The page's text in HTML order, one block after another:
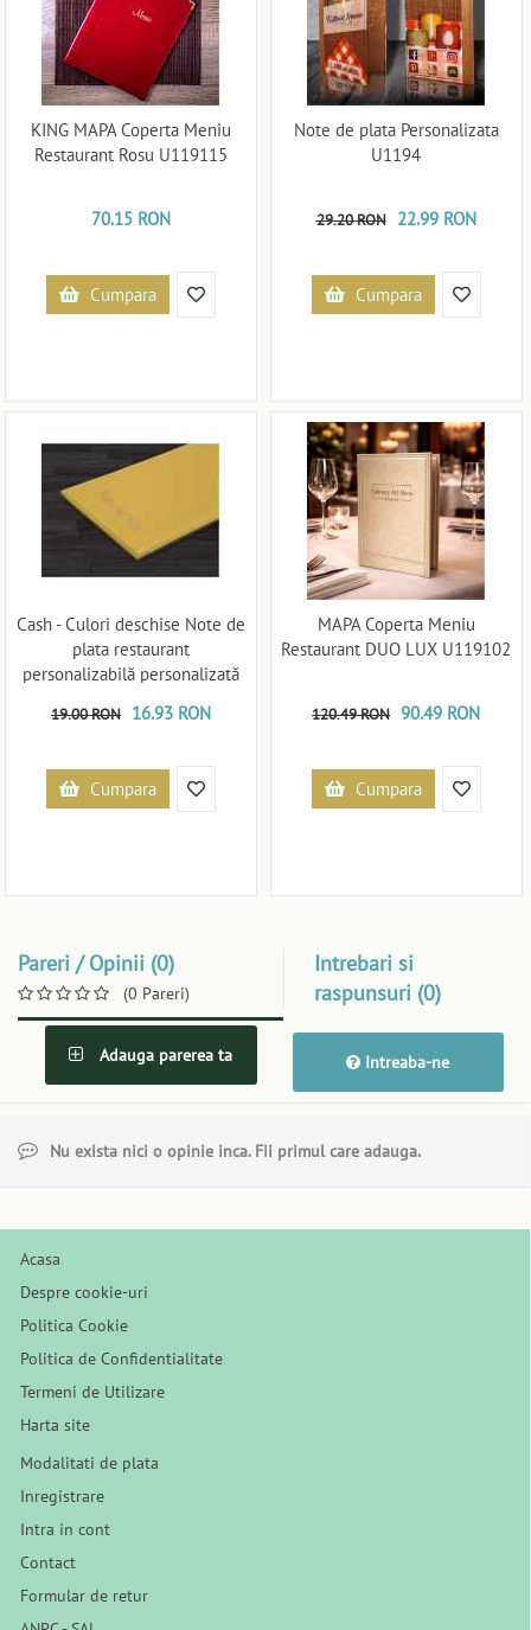
KING MAPA Coperta Meniu
Restaurant Rosu U119115
70.15 RON
Cumpara
Note de plata Personalizata
U1194
29.20 RON 22.99 RON
Cumpara
Cash - Culori deschise Note de
plata restaurant
personalizabilă personalizată
19.00 RON 16.93 RON
Cumpara
MAPA Coperta Meniu
Restaurant DUO LUX U119102
120.49 RON 90.49 RON
Cumpara
Pareri / Opinii (0)
(0 Pareri)
Intrebari si
raspunsuri (0)
Adauga parerea ta Intreaba-ne
Nu exista nici o opinie inca. Fii primul care adauga.
Acasa
Despre cookie-uri
Politica Cookie
Politica de Confidentialitate
Termeni de Utilizare
Harta site
Modalitati de plata
Inregistrare
Intra in cont
Contact
Formular de retur